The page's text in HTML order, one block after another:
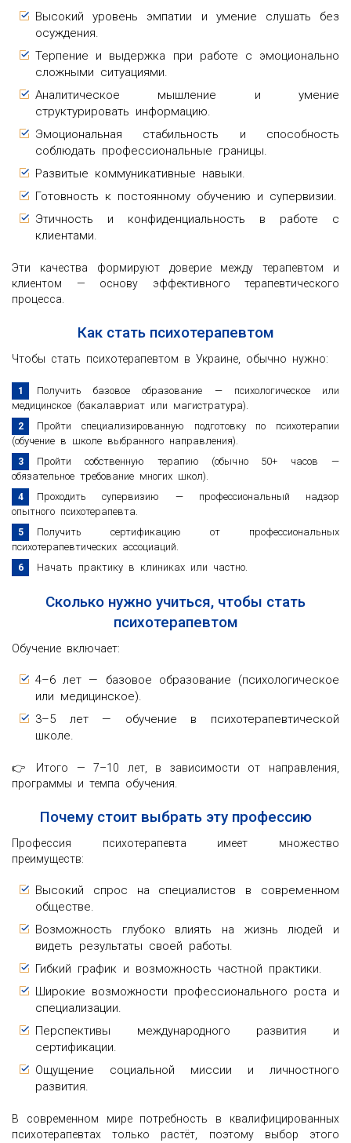
Высокий уровень эмпатии и умение слушать без
осуждения.
Терпение и выдержка при работе с эмоционально
сложными ситуациями.
Аналитическое мышление и умение
структурировать информацию.
Эмоциональная стабильность и способность
соблюдать профессиональные границы.
Развитые коммуникативные навыки.
Готовность к постоянному обучению и супервизии.
Этичность и конфиденциальность в работе с
клиентами.
Эти качества формируют доверие между терапевтом и
клиентом — основу эффективного терапевтического
процесса.
Как стать психотерапевтом
Чтобы стать психотерапевтом в Украине, обычно нужно:
Получить базовое образование — психологическое или
медицинское (бакалавриат или магистратура).
Пройти специализированную подготовку по психотерапии
(обучение в школе выбранного направления).
Пройти собственную терапию (обычно 50+ часов —
обязательное требование многих школ).
Проходить супервизию — профессиональный надзор
опытного психотерапевта.
Получить сертификацию от профессиональных
психотерапевтических ассоциаций.
Начать практику в клиниках или частно.
Сколько нужно учиться, чтобы стать
психотерапевтом
Обучение включает:
4–6 лет — базовое образование (психологическое
или медицинское).
3–5 лет — обучение в психотерапевтической
школе.
👉 Итого — 7–10 лет, в зависимости от направления,
программы и темпа обучения.
Почему стоит выбрать эту профессию
Профессия психотерапевта имеет множество
преимуществ:
Высокий спрос на специалистов в современном
обществе.
Возможность глубоко влиять на жизнь людей и
видеть результаты своей работы.
Гибкий график и возможность частной практики.
Широкие возможности профессионального роста и
специализации.
Перспективы международного развития и
сертификации.
Ощущение социальной миссии и личностного
развития.
В современном мире потребность в квалифицированных
психотерапевтах только растёт, поэтому выбор этого